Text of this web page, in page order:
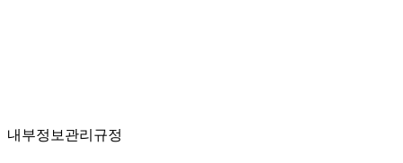
내부정보관리규정